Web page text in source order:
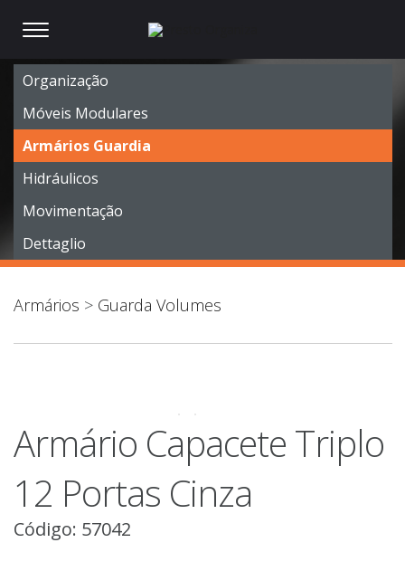
Organização
Móveis Modulares
Armários Guardia
Hidráulicos
Movimentação
Dettaglio
Armários > Guarda Volumes
Armário Capacete Triplo
12 Portas Cinza
Código: 57042